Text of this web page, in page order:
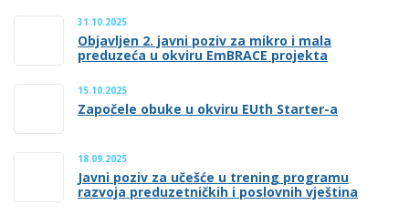
31.10.2025
Objavljen 2. javni poziv za mikro i mala
preduzeća u okviru EmBRACE projekta
15.10.2025
Započele obuke u okviru EUth Starter-a
18.09.2025
Javni poziv za učešće u trening programu
razvoja preduzetničkih i poslovnih vještina